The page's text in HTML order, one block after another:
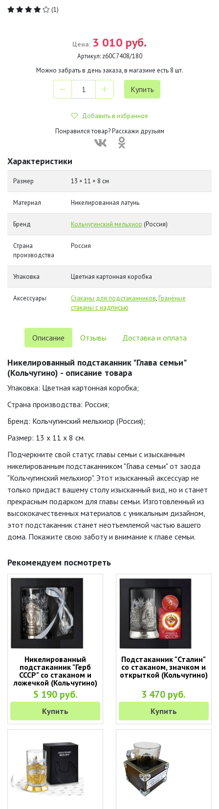
(1)
Цена: 3 010 руб.
Артикул: z60С7408/180
Можно забрать в день заказа, в магазине есть 8 шт.
Добавить в избранное
Понравился товар? Расскажи друзьям
Характеристики
Размер 13 × 11 × 8 см
Материал Никелированная латунь
Бренд Кольчугинский мельхиор (Россия)
Страна
производства
Россия
Упаковка Цветная картонная коробка
Аксессуары Стаканы для подстаканников,Гранёные
стаканы с надписью
Описание Отзывы Доставка и оплата
Никелированный подстаканник "Глава семьи"
(Кольчугино) - описание товара
Упаковка: Цветная картонная коробка;
Страна производства: Россия;
Бренд: Кольчугинский мельхиор (Россия);
Размер: 13 x 11 x 8 см.
Подчеркните свой статус главы семьи с изысканным
никелированным подстаканником "Глава семьи" от заода
"Кольчугинский мельхиор". Этот изысканный аксессуар не
только придаст вашему столу изысканный вид, но и станет
прекрасным подарком для главы семьи. Изготовленный из
высококачественных материалов с уникальным дизайном,
этот подстаканник станет неотъемлемой частью вашего
дома. Покажите свою заботу и внимание к главе семьи.
Рекомендуем посмотреть
Никелированный
подстаканник "Герб
СССР" со стаканом и
ложечкой (Кольчугино)
5 190 руб.
Купить
Подстаканник "Сталин"
со стаканом, значком и
открыткой (Кольчугино)
3 470 руб.
Купить